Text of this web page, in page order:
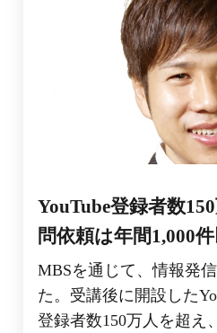
YouTube登録者数
問依頼は年間1,000件
MBSを通じて、情報発
た。受講後に開設した
登録者数150万人を超え